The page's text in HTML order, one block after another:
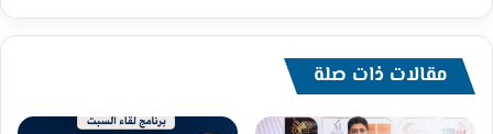
مقالات ذات صلة